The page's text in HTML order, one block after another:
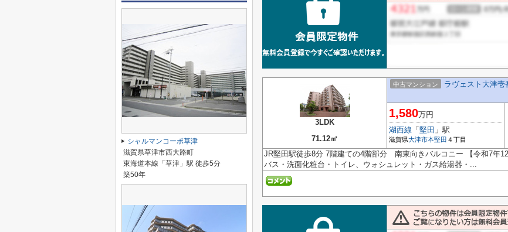
3LDK
71.12㎡
中古マンション ラヴェスト大津壱
1,580万円
湖西線 「 堅田 」駅
滋賀県大津市本堅田 ４丁目
JR堅田駅徒歩8分 7階建ての4階部分 南東向きバルコニー 【令和7年
バス・洗面化粧台・トイレ、ウォシュレット・ガス給湯器・...
シャルマンコーポ草津
滋賀県草津市西大路町
東海道本線「草津」駅 徒歩5分
築50年